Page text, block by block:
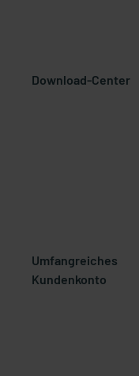
Download-Center
Umfangreiches
Kundenkonto